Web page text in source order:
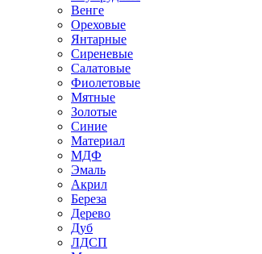
Венге
Ореховые
Янтарные
Сиреневые
Салатовые
Фиолетовые
Мятные
Золотые
Синие
Материал
МДФ
Эмаль
Акрил
Береза
Дерево
Дуб
ЛДСП